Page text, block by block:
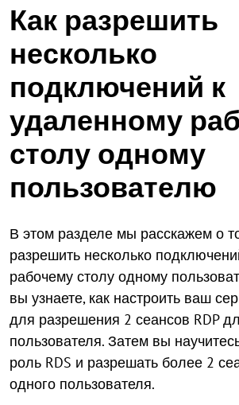
Как разрешить
несколько
подключений к
удаленному
столу одному
пользователю
В этом разделе мы расскажем о
разрешить несколько
рабочему столу одному
вы узнаете, как настроить ваш
для разрешения 2 сеансов RDP
пользователя. Затем вы
роль RDS и разрешать более 2
одного пользователя.